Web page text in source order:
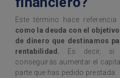
Este término hace referencia
como la deuda con el
de dinero que destinamos
rentabilidad.
Es decir, si
conseguirás aumentar el
parte que has pedido prestada.